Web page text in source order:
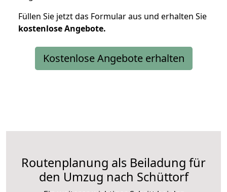
Füllen Sie jetzt das Formular aus und erhalten Sie
kostenloseAngebote.
Kostenlose Angebote erhalten
Routenplanung als Beiladung für
den Umzug nach Schüttorf